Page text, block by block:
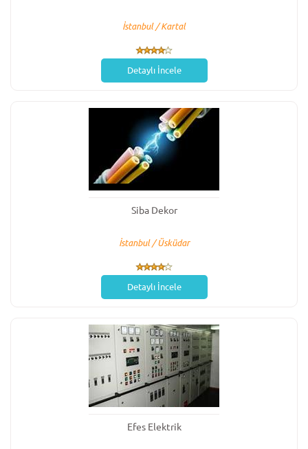
İstanbul / Kartal
Detaylı İncele
Siba Dekor
İstanbul / Üsküdar
Detaylı İncele
Efes Elektrik